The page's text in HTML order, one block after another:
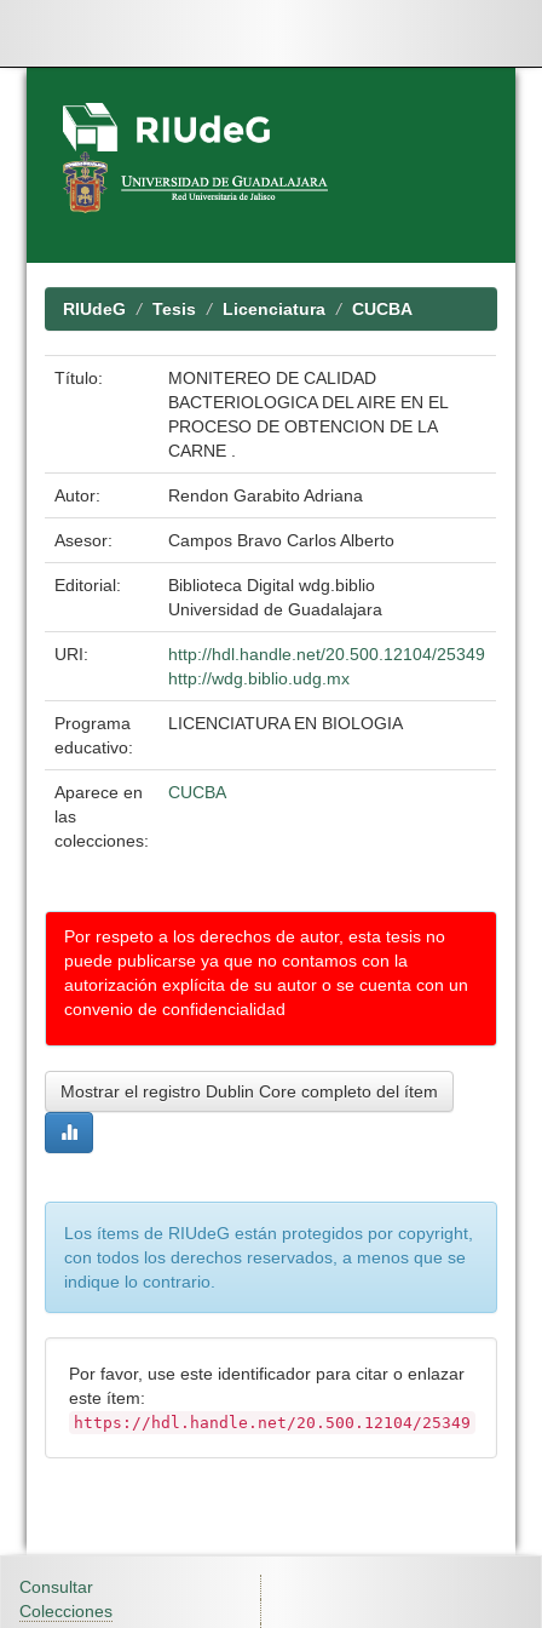
Skip
navigation
RIUdeG Tesis Licenciatura CUCBA
Título:
MONITEREO DE CALIDAD
BACTERIOLOGICA DEL AIRE EN EL
PROCESO DE OBTENCION DE LA
CARNE .
Autor: Rendon Garabito Adriana
Asesor: Campos Bravo Carlos Alberto
Editorial:
Biblioteca Digital wdg.biblio
Universidad de Guadalajara
URI:
http://hdl.handle.net/20.500.12104/25349
http://wdg.biblio.udg.mx
Programa
educativo:
LICENCIATURA EN BIOLOGIA
Aparece en
las
colecciones:
CUCBA
Por respeto a los derechos de autor, esta tesis no
puede publicarse ya que no contamos con la
autorización explícita de su autor o se cuenta con un
convenio de confidencialidad
Mostrar el registro Dublin Core completo del ítem
Los ítems de RIUdeG están protegidos por copyright,
con todos los derechos reservados, a menos que se
indique lo contrario.
Por favor, use este identificador para citar o enlazar
este ítem:
https://hdl.handle.net/20.500.12104/25349
Consultar
Colecciones